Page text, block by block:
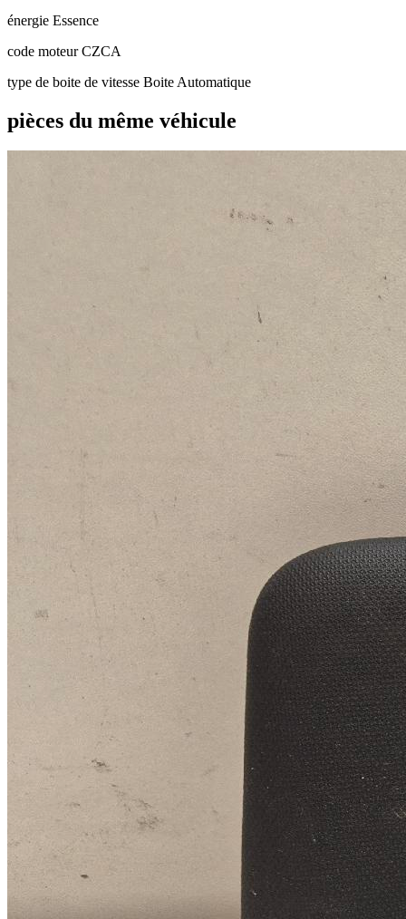
énergie Essence
code moteurCZCA
type de boite de vitesse Boite Automatique
pièces du même véhicule